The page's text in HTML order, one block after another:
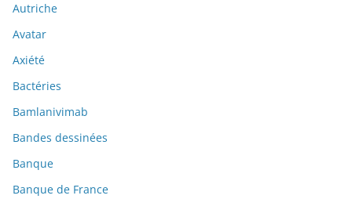
Autriche
Avatar
Axiété
Bactéries
Bamlanivimab
Bandes dessinées
Banque
Banque de France